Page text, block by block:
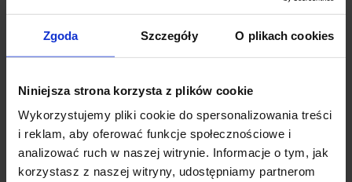
Zgoda Szczegóły O plikach cookies
Niniejsza strona korzysta z plików cookie
Wykorzystujemy pliki cookie do spersonalizowania treści
i reklam, aby oferować funkcje społecznościowe i
analizować ruch w naszej witrynie. Informacje o tym, jak
korzystasz z naszej witryny, udostępniamy partnerom
„W związku z dynamicznym rozwojem naszej firmy podjęliśmy
decyzję o scentralizowaniu funkcji strategicznego wsparcia w
nowym centrum usług w Warszawie. Celem DBSE jest zapewnienie
na terenie Wielkiej Brytanii, najwyższej jakości obsługi z obszaru
finansów, marketingu, HR oraz IT.” - powiedział
Dyrektor Dentons Business Services EMEA.„Po szczegółowej
analizie lokalizacji wybraliśmy Warszawę, ze względu na m.in.
dostęp do wykształconych specjalistów ze znajomością języków
obcych, mających doświadczenie w pracy w organizacjach o